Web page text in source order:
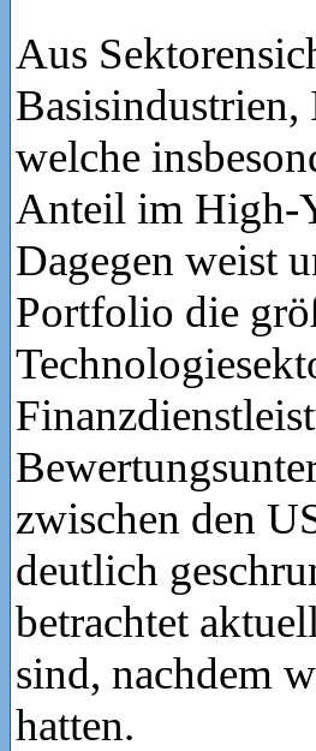
Aus
welche
Anteil im High-
Dagegen weist
Portfolio die
zwischen den
deutlich
betrachtet
sind, nachdem
hatten.